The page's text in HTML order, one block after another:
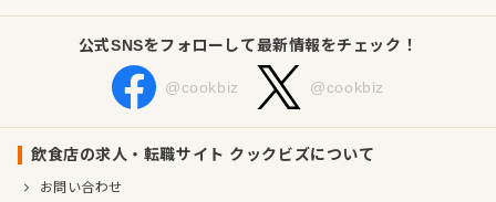
公式SNSをフォローして最新情報をチェック！
@cookbiz @cookbiz
飲食店の求人・転職サイト クックビズについて
お問い合わせ